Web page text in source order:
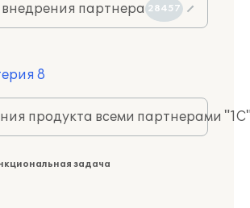
партнера 28457
8
продукта всеми партнерами
задача